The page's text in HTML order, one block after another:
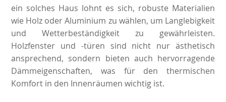
ein solches Haus lohnt es sich, robuste Materialien
wie Holz oder Aluminium zu wählen, um Langlebigkeit
und Wetterbeständigkeit zu gewährleisten.
Holzfenster und -türen sind nicht nur ästhetisch
ansprechend, sondern bieten auch hervorragende
Dämmeigenschaften, was für den thermischen
Komfort in den Innenräumen wichtig ist.